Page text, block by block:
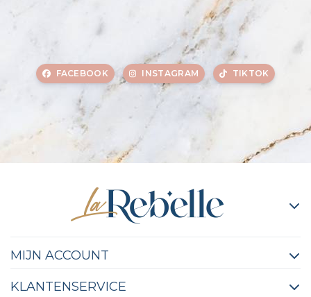
FACEBOOK INSTAGRAM TIKTOK
MIJN ACCOUNT
KLANTENSERVICE